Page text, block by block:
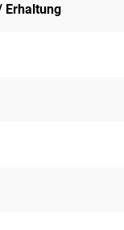
Erhaltung